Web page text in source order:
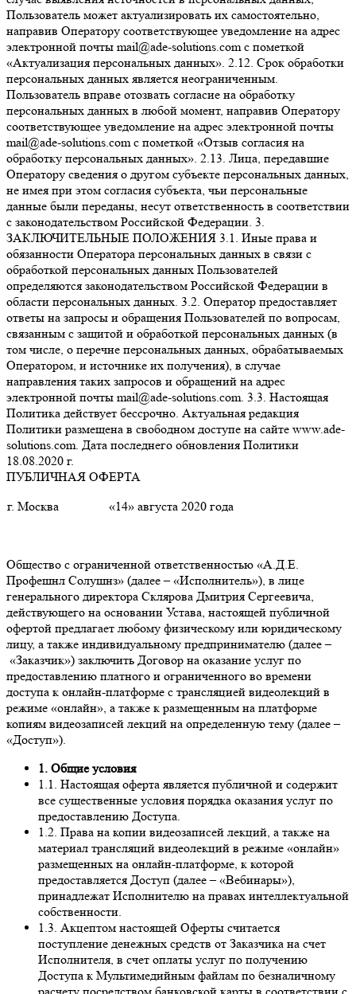
Пользователь может актуализировать их самостоятельно,
направив Оператору соответствующее уведомление на адрес
электронной почты mail@ade-solutions.com с пометкой
«Актуализация персональных данных». 2.12. Срок обработки
персональных данных является неограниченным.
Пользователь вправе отозвать согласие на обработку
персональных данных в любой момент, направив Оператору
соответствующее уведомление на адрес электронной почты
mail@ade-solutions.com с пометкой «Отзыв согласия на
обработку персональных данных». 2.13. Лица, передавшие
Оператору сведения о другом субъекте персональных данных,
не имея при этом согласия субъекта, чьи персональные
данные были переданы, несут ответственность в соответствии
с законодательством Российской Федерации. 3.
ЗАКЛЮЧИТЕЛЬНЫЕ ПОЛОЖЕНИЯ 3.1. Иные права и
обязанности Оператора персональных данных в связи с
обработкой персональных данных Пользователей
определяются законодательством Российской Федерации в
области персональных данных. 3.2. Оператор предоставляет
ответы на запросы и обращения Пользователей по вопросам,
связанным с защитой и обработкой персональных данных (в
том числе, о перечне персональных данных, обрабатываемых
Оператором, и источнике их получения), в случае
направления таких запросов и обращений на адрес
электронной почты mail@ade-solutions.com. 3.3. Настоящая
Политика действует бессрочно. Актуальная редакция
Политики размещена в свободном доступе на сайте www.ade-
solutions.com. Дата последнего обновления Политики
18.08.2020 г.
ПУБЛИЧНАЯ ОФЕРТА
г. Москва
«14» августа 2020 года
Общество с ограниченной ответственностью «А.Д.Е.
Профешнл Солушнз» (далее – «Исполнитель»), в лице
генерального директора Склярова Дмитрия Сергеевича,
действующего на основании Устава, настоящей публичной
офертой предлагает любому физическому или юридическому
лицу, а также индивидуальному предпринимателю (далее –
«Заказчик») заключить Договор на оказание услуг по
предоставлению платного и ограниченного во времени
доступа к онлайн-платформе с трансляцией видеолекций в
режиме «онлайн», а также к размещенным на платформе
копиям видеозаписей лекций на определенную тему (далее –
«Доступ»).
1. Общие условия
1.1. Настоящая оферта является публичной и содержит
все существенные условия порядка оказания услуг по
предоставлению Доступа.
1.2. Права на копии видеозаписей лекций, а также на
материал трансляций видеолекций в режиме «онлайн»
размещенных на онлайн-платформе, к которой
предоставляется Доступ (далее – «Вебинары»),
принадлежат Исполнителю на правах интеллектуальной
собственности.
1.3. Акцептом настоящей Оферты считается
поступление денежных средств от Заказчика на счет
Исполнителя, в счет оплаты услуг по получению
Доступа к Мультимедийным файлам по безналичному